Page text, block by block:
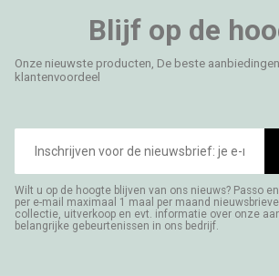
Blijf op de
Onze nieuwste producten, De beste
klantenvoordeel
mailadres
Wilt u op de hoogte blijven van ons nieuws? Passo
per e-mail maximaal 1 maal per maand
collectie, uitverkoop en evt. informatie over onze
belangrijke gebeurtenissen in ons bedrijf.